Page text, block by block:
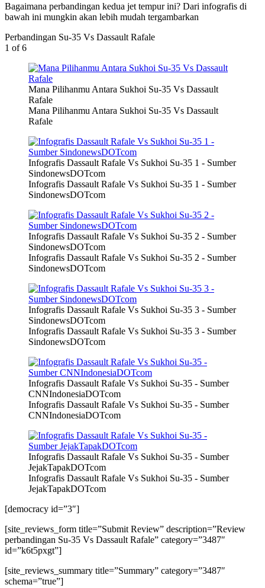
Bagaimana perbandingan kedua jet tempur ini? Dari infografis di
bawah ini mungkin akan lebih mudah tergambarkan
Perbandingan Su-35 Vs Dassault Rafale
1 of 6
Mana Pilihanmu Antara Sukhoi Su-35 Vs Dassault
Rafale
Mana Pilihanmu Antara Sukhoi Su-35 Vs Dassault
Rafale
Infografis Dassault Rafale Vs Sukhoi Su-35 1 - Sumber
SindonewsDOTcom
Infografis Dassault Rafale Vs Sukhoi Su-35 1 - Sumber
SindonewsDOTcom
Infografis Dassault Rafale Vs Sukhoi Su-35 2 - Sumber
SindonewsDOTcom
Infografis Dassault Rafale Vs Sukhoi Su-35 2 - Sumber
SindonewsDOTcom
Infografis Dassault Rafale Vs Sukhoi Su-35 3 - Sumber
SindonewsDOTcom
Infografis Dassault Rafale Vs Sukhoi Su-35 3 - Sumber
SindonewsDOTcom
Infografis Dassault Rafale Vs Sukhoi Su-35 - Sumber
CNNIndonesiaDOTcom
Infografis Dassault Rafale Vs Sukhoi Su-35 - Sumber
CNNIndonesiaDOTcom
Infografis Dassault Rafale Vs Sukhoi Su-35 - Sumber
JejakTapakDOTcom
Infografis Dassault Rafale Vs Sukhoi Su-35 - Sumber
JejakTapakDOTcom
[democracy id=”3″]
[site_reviews_form title=”Submit Review” description=”Review
perbandingan Su-35 Vs Dassault Rafale” category=”3487″
id=”k6t5pxgt”]
[site_reviews_summary title=”Summary” category=”3487″
schema=”true”]